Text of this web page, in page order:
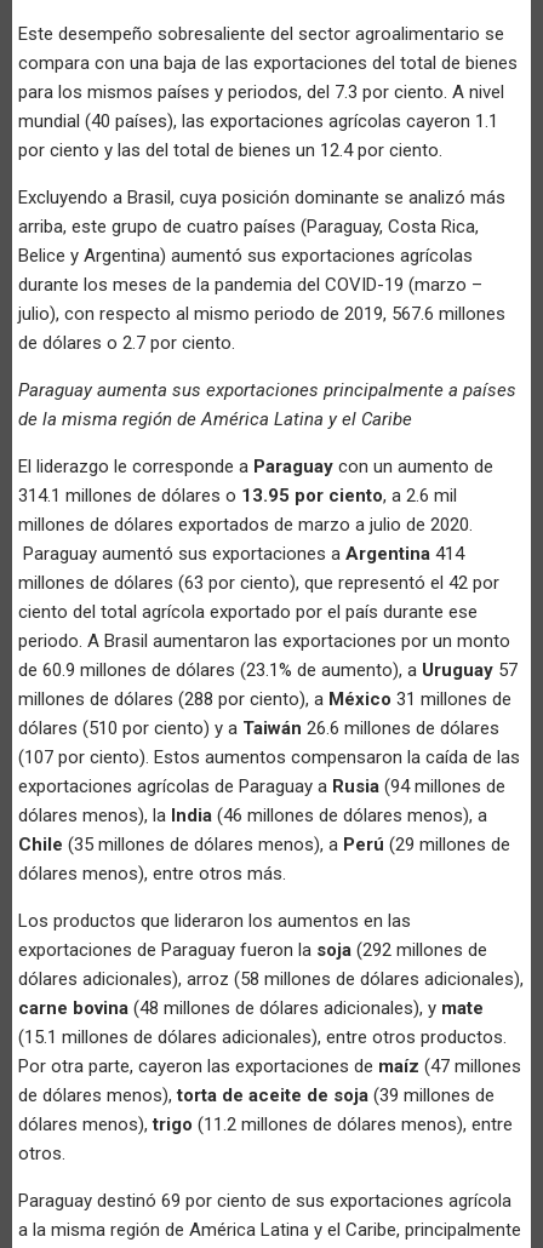
Este desempeño sobresaliente del sector agroalimentario se
compara con una baja de las exportaciones del total de bienes
para los mismos países y periodos, del 7.3 por ciento. A nivel
mundial (40 países), las exportaciones agrícolas cayeron 1.1
por ciento y las del total de bienes un 12.4 por ciento.
Excluyendo a Brasil, cuya posición dominante se analizó más
arriba, este grupo de cuatro países (Paraguay, Costa Rica,
Belice y Argentina) aumentó sus exportaciones agrícolas
durante los meses de la pandemia del COVID-19 (marzo –
julio), con respecto al mismo periodo de 2019, 567.6 millones
de dólares o 2.7 por ciento.
Paraguay aumenta sus exportaciones principalmente a países
de la misma región de América Latina y el Caribe
El liderazgo le corresponde a Paraguay con un aumento de
314.1 millones de dólares o 13.95 por ciento, a 2.6 mil
millones de dólares exportados de marzo a julio de 2020.
Paraguay aumentó sus exportaciones a Argentina 414
millones de dólares (63 por ciento), que representó el 42 por
ciento del total agrícola exportado por el país durante ese
periodo. A Brasil aumentaron las exportaciones por un monto
de 60.9 millones de dólares (23.1% de aumento), a Uruguay 57
millones de dólares (288 por ciento), a México 31 millones de
dólares (510 por ciento) y a Taiwán 26.6 millones de dólares
(107 por ciento). Estos aumentos compensaron la caída de las
exportaciones agrícolas de Paraguay a Rusia (94 millones de
dólares menos), la India (46 millones de dólares menos), a
Chile (35 millones de dólares menos), a Perú (29 millones de
dólares menos), entre otros más.
Los productos que lideraron los aumentos en las
exportaciones de Paraguay fueron la soja (292 millones de
dólares adicionales), arroz (58 millones de dólares adicionales),
carne bovina (48 millones de dólares adicionales), y mate
(15.1 millones de dólares adicionales), entre otros productos.
Por otra parte, cayeron las exportaciones de maíz (47 millones
de dólares menos),torta de aceite de soja (39 millones de
dólares menos),trigo (11.2 millones de dólares menos), entre
otros.
Paraguay destinó 69 por ciento de sus exportaciones agrícola
a la misma región de América Latina y el Caribe, principalmente